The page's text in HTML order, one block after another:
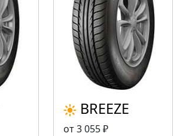
BREEZE
от 3 055 ₽